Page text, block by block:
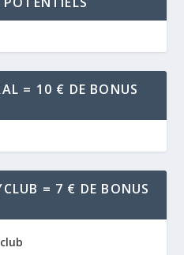
= 10 € DE BONUS
= 7 € DE BONUS